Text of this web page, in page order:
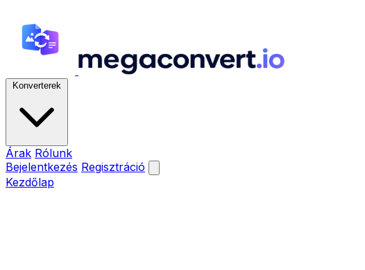
Konverterek
Árak Rólunk
Bejelentkezés Regisztráció
Kezdőlap